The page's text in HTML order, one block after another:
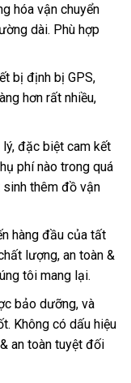
hóa vận chuyển
dài. Phù hợp
bị định bị GPS,
hơn rất nhiều,
đặc biệt cam kết
phí nào trong quá
sinh thêm đồ vận
hàng đầu của tất
lượng, an toàn &
tôi mang lại.
bảo dưỡng, và
Không có dấu hiệu
an toàn tuyệt đối